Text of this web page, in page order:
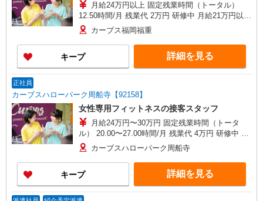
月給24万円以上 固定残業時間（トータル）
12.50時間/月 残業代 2万円 研修中 月給21万円以上
(研修期間3ヶ月) 研修中 固定残業時間（トータ
ル） 12.50時間/月 研修中 残業代 2万円 家賃補助2
万（会社指定物件の場合）
カーブス福岡福重
キープ 詳細を見る
正社員
カーブスハローパーク周船寺【92158】
女性専用フィットネスの接客スタッフ
月給24万円〜30万円 固定残業時間（トータ
ル） 20.00〜27.00時間/月 残業代 4万円 研修中 月
給24万円〜30万円(研修期間3ヶ月) 研修中 固定残
業時間（トータル） 20.00〜27.00時間/月 研修中
残業代 4万円 基本給240,000円 固定残業代40000
円（月20〜27時間）を含む ※研修期間中も変更な
し ※時間超過分は別途支給
カーブスハローパーク周船寺
キープ 詳細を見る